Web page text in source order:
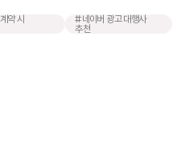
약 시
#네이버 광고 대행사
추천